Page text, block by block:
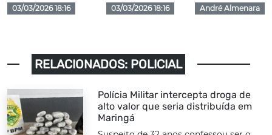
03/03/2026 18:16 03/03/2026 18:16 André Almenara
RELACIONADOS: POLICIAL
Polícia Militar intercepta droga de
alto valor que seria distribuída em
Maringá